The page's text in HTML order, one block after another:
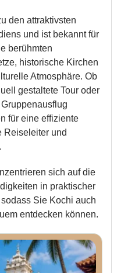
den attraktivsten
und ist bekannt für
berühmten
historische Kirchen
Atmosphäre. Ob
gestaltete Tour oder
für eine effiziente
Reiseleiter und
sich auf die
in praktischer
Sie Kochi auch
entdecken können.